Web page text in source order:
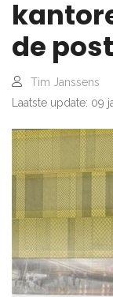
de
Tim Janssens
Laatste update: 09